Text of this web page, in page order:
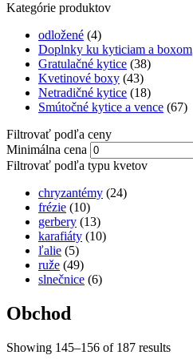
Kategórie produktov
odložené (4)
Doplnky ku kyticiam a boxom
Gratulačné kytice (38)
Kvetinové boxy (43)
Netradičné kytice (18)
Smútočné kytice a vence (67)
Filtrovať podľa ceny
Minimálna cena
Filtrovať podľa typu kvetov
chryzantémy (24)
frézie (10)
gerbery (13)
karafiáty (10)
ľalie (5)
ruže (49)
slnečnice (6)
Obchod
Showing 145–156 of 187 results